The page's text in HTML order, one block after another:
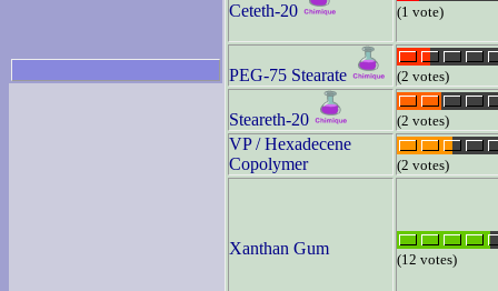
Ceteth-20 (1 vote)
PEG-75 Stearate (2 votes)
Steareth-20 (2 votes)
VP / Hexadecene
Copolymer
(2 votes)
Xanthan Gum
(12 votes)